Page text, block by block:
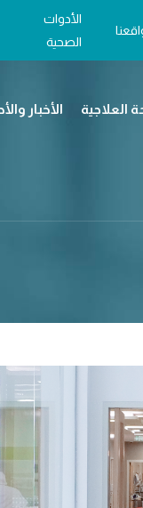
الأدوات
الصحية
العلاجية الأخبار